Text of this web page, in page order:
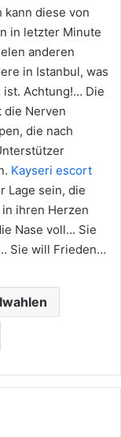
diese von
in letzter Minute
anderen
in Istanbul, was
Achtung!… Die
die Nerven
die nach
Kayseri escort
Lage sein, die
ihren Herzen
Nase voll… Sie
Sie will Frieden…